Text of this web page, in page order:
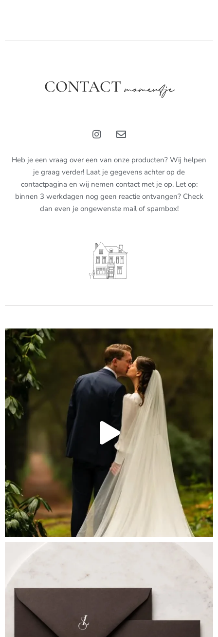
CONTACTmomentje
Heb je een vraag over een van onze producten? Wij helpen
je graag verder! Laat je gegevens achter op de
contactpagina en wij nemen contact met je op. Let op:
binnen 3 werkdagen nog geen reactie ontvangen? Check
dan even je ongewenste mail of spambox!